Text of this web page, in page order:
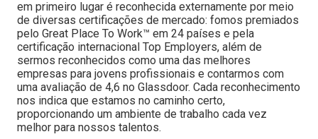
em primeiro lugar é reconhecida externamente por meio
de diversas certificações de mercado: fomos premiados
pelo Great Place To Work™ em 24 países e pela
certificação internacional Top Employers, além de
sermos reconhecidos como uma das melhores
empresas para jovens profissionais e contarmos com
uma avaliação de 4,6 no Glassdoor. Cada reconhecimento
nos indica que estamos no caminho certo,
proporcionando um ambiente de trabalho cada vez
melhor para nossos talentos.